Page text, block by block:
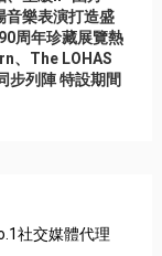
音樂表演打造盛
周年珍藏展覽熱
、The LOHAS
步列陣 特設期間
社交媒體代理